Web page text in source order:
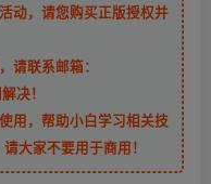
动，请您购买正版授权并
请联系邮箱：
决！
用，帮助小白学习相关技
大家不要用于商用！